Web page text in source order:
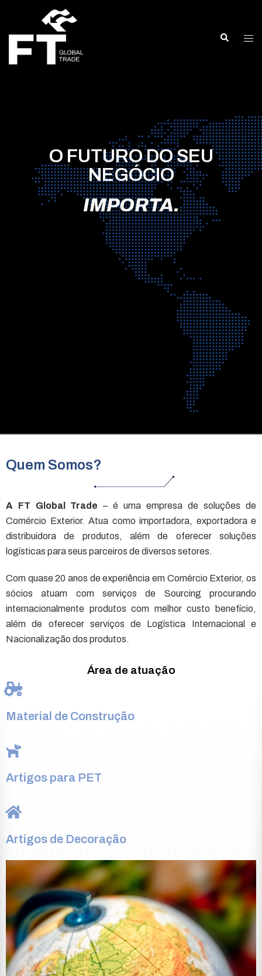
O FUTURO DO SEU
NEGÓCIO
IMPORTA.
Quem Somos?
A FT Global Trade – é uma empresa de soluções de
Comércio Exterior. Atua como importadora, exportadora e
distribuidora de produtos, além de oferecer soluções
logísticas para seus parceiros de diversos setores.
Com quase 20 anos de experiência em Comércio Exterior, os
sócios atuam com serviços de Sourcing procurando
internacionalmente produtos com melhor custo benefício,
além de oferecer serviços de Logística Internacional e
Nacionalização dos produtos.
Área de atuação
Material de Construção
Artigos para PET
Artigos de Decoração